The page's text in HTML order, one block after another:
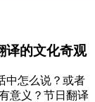
译的文化奇观
中怎么说？或者
意义？节日翻译